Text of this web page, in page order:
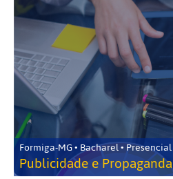
Formiga-MG • Bacharel • Presencial
Publicidade e Propaganda